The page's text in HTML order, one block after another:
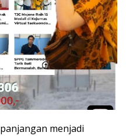
menjadi